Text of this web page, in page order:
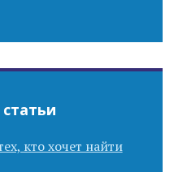
кто хочет найти